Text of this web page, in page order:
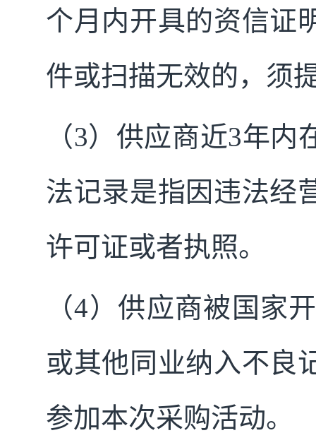
个月内开具的资信证
件或扫描无效的，须
（3）供应商近3年内
法记录是指因违法经
许可证或者执照。
（4）供应商被国家
或其他同业纳入不良
参加本次采购活动。